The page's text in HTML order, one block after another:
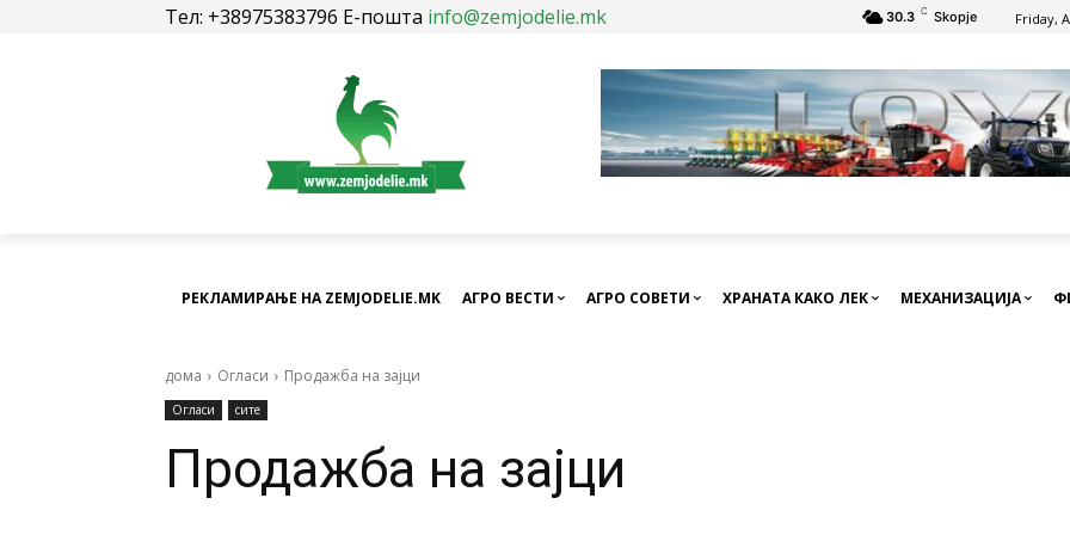
Тел: +38975383796 Е-пошта info@zemjodelie.mk 30.3 C Skopje Friday,
РЕКЛАМИРАЊЕ НА ZEMJODELIE.MK АГРО ВЕСТИ АГРО СОВЕТИ ХРАНАТА КАКО ЛЕК МЕХАНИЗАЦИЈА
дома Огласи Продажба на зајци
Огласи сите
Продажба на зајци